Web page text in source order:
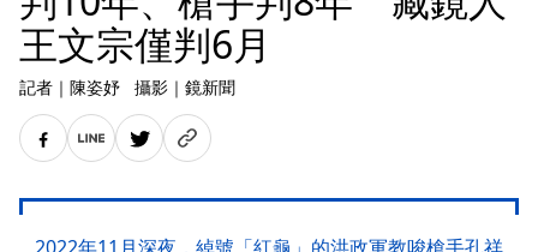
王文宗僅判6月
記者 ｜ 陳姿妤 攝影 ｜ 鏡新聞